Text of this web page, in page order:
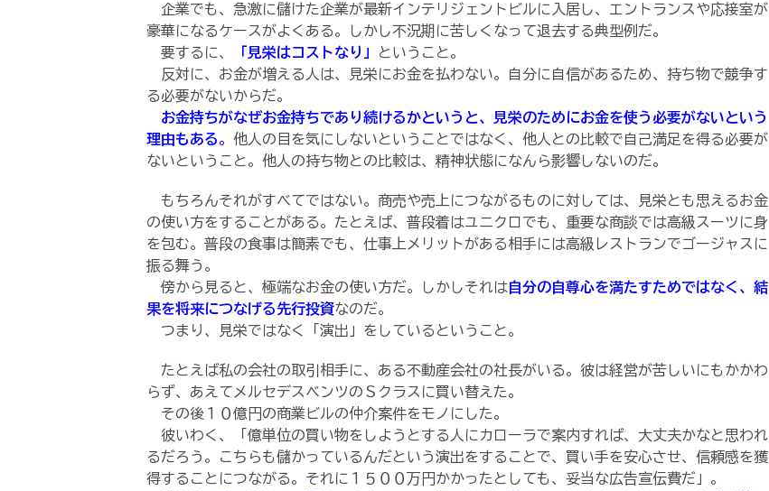
企業でも、急激に儲けた企業が最新インテリジェントビルに入居し、エントランスや応接室が
豪華になるケースがよくある。しかし不況期に苦しくなって退去する典型例だ。
要するに、
「見栄はコストなり」
ということ。
反対に、お金が増える人は、見栄にお金を払わない。自分に自信があるため、持ち物で競争す
る必要がないからだ。
お金持ちがなぜお金持ちであり続けるかというと、見栄のためにお金を使う必要がないという
理由もある。 他人の目を気にしないということではなく、他人との比較で自己満足を得る必要が
ないということ。他人の持ち物との比較は、精神状態になんら影響しないのだ。
もちろんそれがすべてではない。商売や売上につながるものに対しては、見栄とも思えるお金
の使い方をすることがある。たとえば、普段着はユニクロでも、重要な商談では高級スーツに身
を包む。普段の食事は簡素でも、仕事上メリットがある相手には高級レストランでゴージャスに
振る舞う。
傍から見ると、極端なお金の使い方だ。しかしそれは自分の自尊心を満たすためではなく、結
果を将来につなげる先行投資なのだ。
つまり、見栄ではなく「演出」をしているということ。
たとえば私の会社の取引相手に、ある不動産会社の社長がいる。彼は経営が苦しいにもかかわ
らず、あえてメルセデスベンツのＳクラスに買い替えた。
その後１０億円の商業ビルの仲介案件をモノにした。
彼いわく、「億単位の買い物をしようとする人にカローラで案内すれば、大丈夫かなと思われ
るだろう。こちらも儲かっているんだという演出をすることで、買い手を安心させ、信頼感を獲
得することにつながる。それに１５００万円かかったとしても、妥当な広告宣伝費だ」。